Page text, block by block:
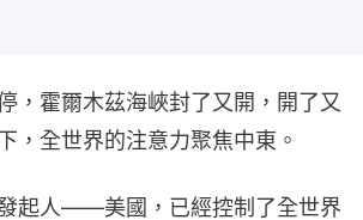
，霍爾木茲海峽封了又開，開了又
，全世界的注意力聚焦中東。
起人——美國，已經控制了全世界